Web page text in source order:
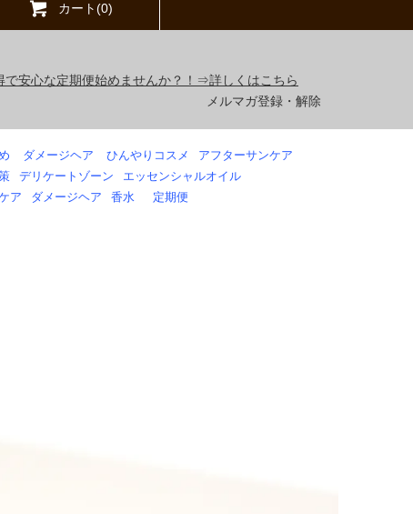
カート(0)
安心な定期便始めませんか？！⇒詳しくはこちら
メルマガ登録・解除
ダメージヘア ひんやりコスメ
アフターサンケア
デリケートゾーン
エッセンシャルオイル
ア
ダメージヘア 香水 定期便